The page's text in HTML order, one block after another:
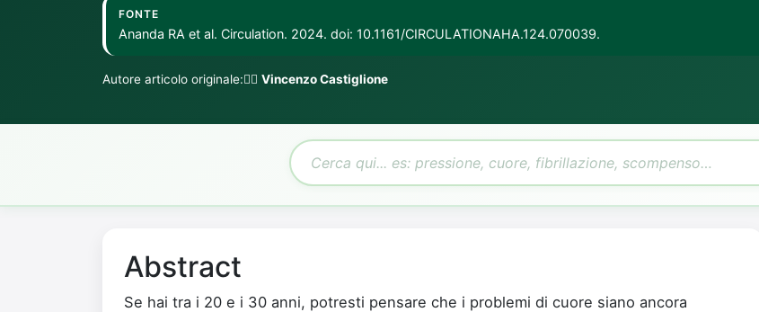
FONTE
Ananda RA et al. Circulation. 2024. doi: 10.1161/CIRCULATIONAHA.124.070039.
Autore articolo originale:👨‍⚕️ Vincenzo Castiglione
Abstract
Se hai tra i 20 e i 30 anni, potresti pensare che i problemi di cuore siano ancora